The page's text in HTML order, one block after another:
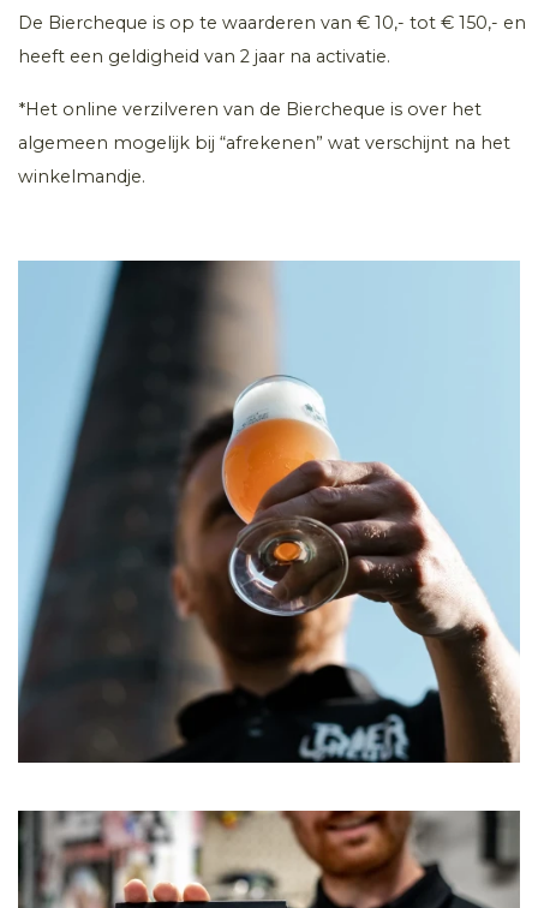
De Biercheque is op te waarderen van € 10,- tot € 150,- en
heeft een geldigheid van 2 jaar na activatie.
*Het online verzilveren van de Biercheque is over het
algemeen mogelijk bij “afrekenen” wat verschijnt na het
winkelmandje.